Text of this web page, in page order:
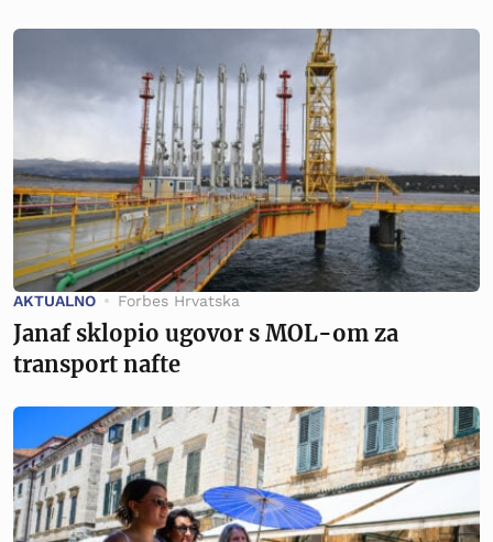
AKTUALNO Forbes Hrvatska
Janaf sklopio ugovor s MOL-om za
transport nafte